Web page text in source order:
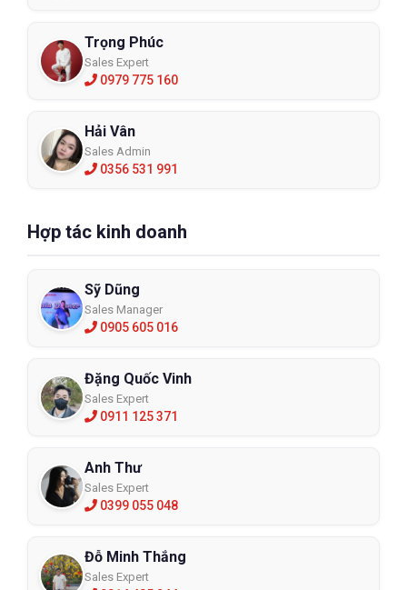
Trọng Phúc
Sales Expert
0979 775 160
Hải Vân
Sales Admin
0356 531 991
Hợp tác kinh doanh
Sỹ Dũng
Sales Manager
0905 605 016
Đặng Quốc Vinh
Sales Expert
0911 125 371
Anh Thư
Sales Expert
0399 055 048
Đỗ Minh Thắng
Sales Expert